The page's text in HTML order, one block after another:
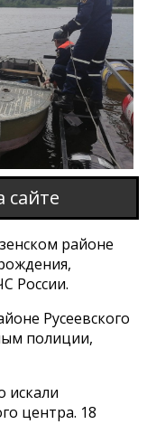
сайте
районе
России.
Русеевского
полиции,
искали
центра. 18